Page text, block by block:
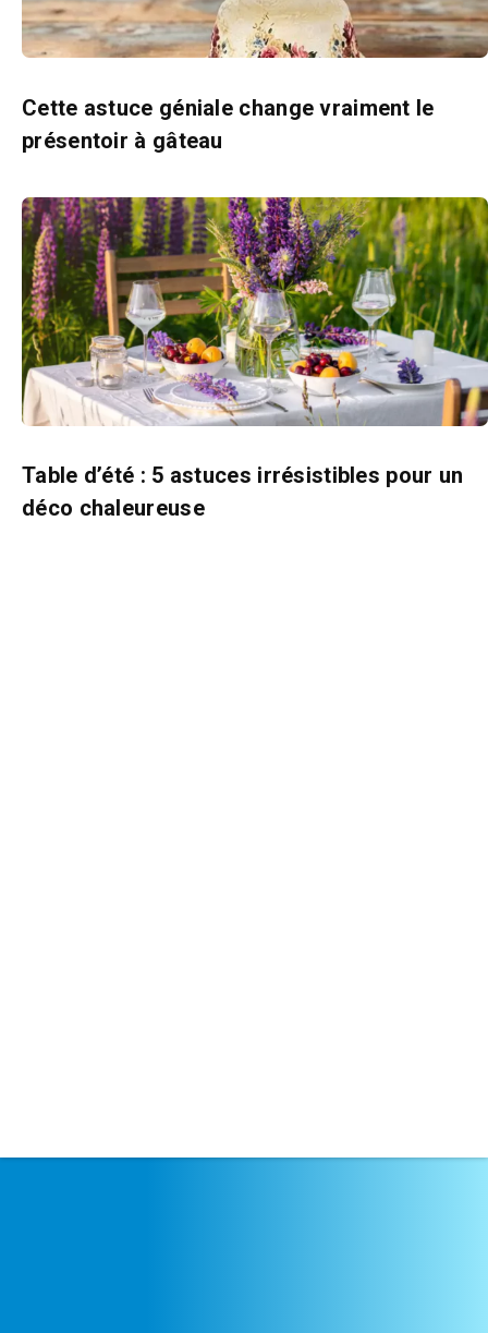
Cette astuce géniale change vraiment le
présentoir à gâteau
Table d’été : 5 astuces irrésistibles pour un
déco chaleureuse